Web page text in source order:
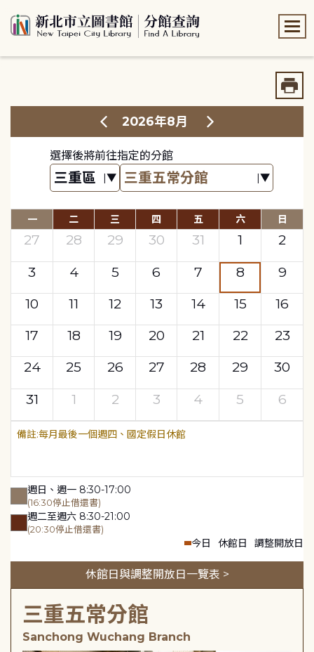
2026年8月
選擇後將前往指定的分館
一 二 三 四 五 六 日
27 28 29 30 31 1
2
3
4 5 6 7 8
9
10
11 12 13 14 15
16
17
18 19 20 21 22
23
24
25 26 27 28 29
30
31
1 2 3 4 5 6
每月最後一個週四、國定假日休館
週日、週一 8:30-17:00
(16:30停止借還書)
週二至週六 8:30-21:00
(20:30停止借還書)
今日 休館日 調整開放日
休館日與調整開放日一覽表 >
三重五常分館
Sanchong Wuchang Branch